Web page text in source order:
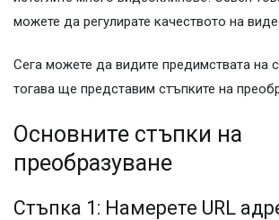
можете да регулирате качеството на
Сега можете да видите предимствата на
тогава ще представим стъпките на
Основните стъпки на
преобразуване
Стъпка 1: Намерете URL